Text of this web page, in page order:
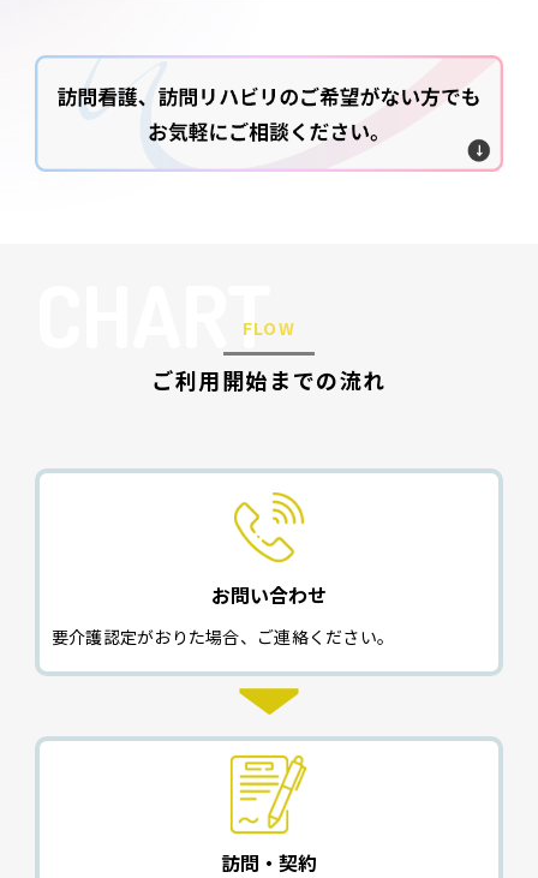
CHARTFLOW
ご利用開始までの流れ
お問い合わせ
要介護認定がおりた場合、ご連絡ください。
訪問・契約